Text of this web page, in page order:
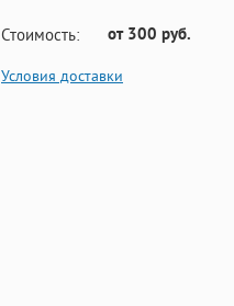
Стоимость: от 300 руб.
Условия доставки